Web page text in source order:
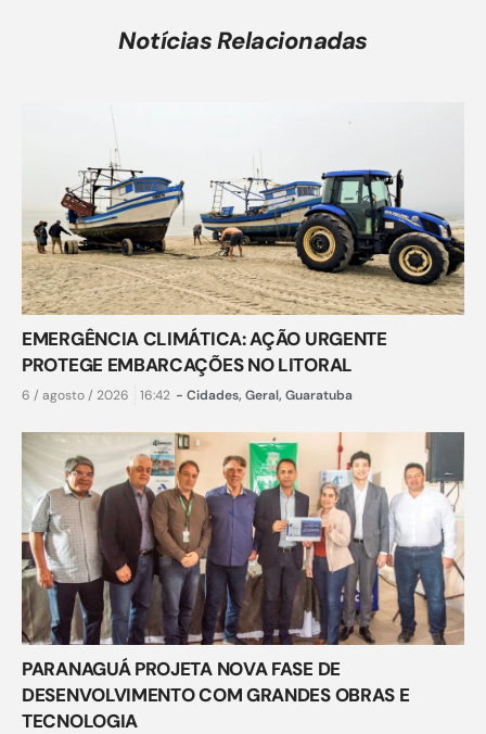
Notícias Relacionadas
EMERGÊNCIA CLIMÁTICA: AÇÃO URGENTE
PROTEGE EMBARCAÇÕES NO LITORAL
6 / agosto / 2026 16:42 - Cidades, Geral, Guaratuba
PARANAGUÁ PROJETA NOVA FASE DE
DESENVOLVIMENTO COM GRANDES OBRAS E
TECNOLOGIA